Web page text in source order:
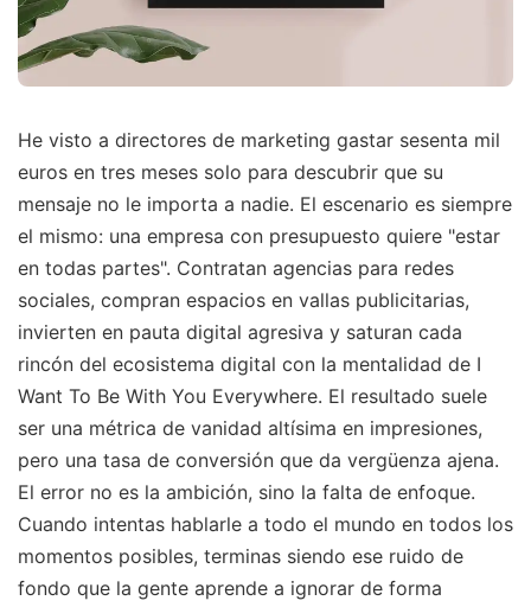
He visto a directores de marketing gastar sesenta mil
euros en tres meses solo para descubrir que su
mensaje no le importa a nadie. El escenario es siempre
el mismo: una empresa con presupuesto quiere "estar
en todas partes". Contratan agencias para redes
sociales, compran espacios en vallas publicitarias,
invierten en pauta digital agresiva y saturan cada
rincón del ecosistema digital con la mentalidad de I
Want To Be With You Everywhere. El resultado suele
ser una métrica de vanidad altísima en impresiones,
pero una tasa de conversión que da vergüenza ajena.
El error no es la ambición, sino la falta de enfoque.
Cuando intentas hablarle a todo el mundo en todos los
momentos posibles, terminas siendo ese ruido de
fondo que la gente aprende a ignorar de forma